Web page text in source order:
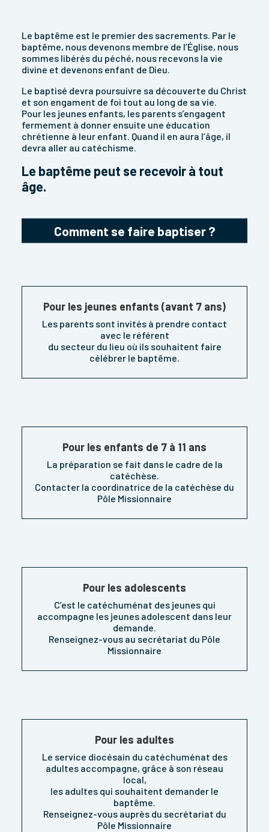
Le baptême est le premier des sacrements. Par le
baptême, nous devenons membre de l’Église, nous
sommes libérés du péché, nous recevons la vie
divine et devenons enfant de Dieu.
Le baptisé devra poursuivre sa découverte du Christ
et son engament de foi tout au long de sa vie.
Pour les jeunes enfants, les parents s’engagent
fermement à donner ensuite une éducation
chrétienne à leur enfant. Quand il en aura l’âge, il
devra aller au catéchisme.
Le baptême peut se recevoir à tout
âge.
Comment se faire baptiser ?
Pour les jeunes enfants (avant 7 ans)
Les parents sont invités à prendre contact
avec le référent
du secteur du lieu où ils souhaitent faire
célébrer le baptême.
Pour les enfants de 7 à 11 ans
La préparation se fait dans le cadre de la
catéchèse.
Contacter la coordinatrice de la catéchèse du
Pôle Missionnaire
Pour les adolescents
C’est le catéchuménat des jeunes qui
accompagne les jeunes adolescent dans leur
demande.
Renseignez-vous au secrétariat du Pôle
Missionnaire
Pour les adultes
Le service diocésain du catéchuménat des
adultes accompagne, grâce à son réseau
local,
les adultes qui souhaitent demander le
baptême.
Renseignez-vous auprès du secrétariat du
Pôle Missionnaire